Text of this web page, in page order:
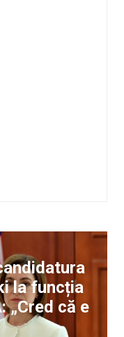
la funcția
„Cred că e